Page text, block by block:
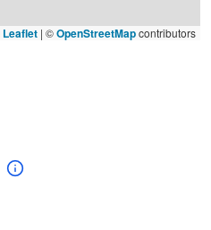
Leaflet | ©OpenStreetMapcontributors